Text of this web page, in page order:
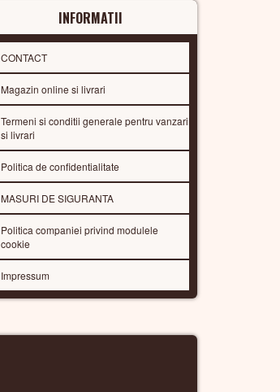
INFORMATII
CONTACT
Magazin online si livrari
Termeni si conditii generale pentru vanzari
si livrari
Politica de confidentialitate
MASURI DE SIGURANTA
Politica companiei privind modulele
cookie
Impressum